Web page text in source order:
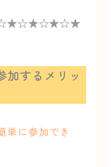
加するメリッ
単に参加でき